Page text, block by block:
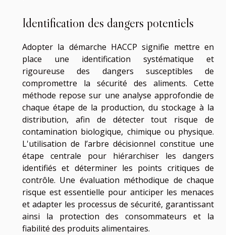
Identification des dangers potentiels
Adopter la démarche HACCP signifie mettre en
place une identification systématique et
rigoureuse des dangers susceptibles de
compromettre la sécurité des aliments. Cette
méthode repose sur une analyse approfondie de
chaque étape de la production, du stockage à la
distribution, afin de détecter tout risque de
contamination biologique, chimique ou physique.
L'utilisation de l’arbre décisionnel constitue une
étape centrale pour hiérarchiser les dangers
identifiés et déterminer les points critiques de
contrôle. Une évaluation méthodique de chaque
risque est essentielle pour anticiper les menaces
et adapter les processus de sécurité, garantissant
ainsi la protection des consommateurs et la
fiabilité des produits alimentaires.